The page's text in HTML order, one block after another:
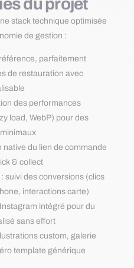
stack technique optimisée
de gestion :
parfaitement
de restauration avec
des performances
load, WebP) pour des
native du lien de commande
& collect
: suivi des conversions (clics
interactions carte)
intégré pour du
sans effort
custom, galerie
template générique